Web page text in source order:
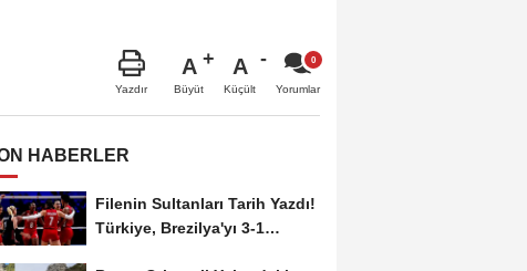
Yazdır
A
Büyüt
A
Küçült Yorumlar
HABERLER
Filenin Sultanları Tarih Yazdı!
Türkiye, Brezilya'yı 3-1